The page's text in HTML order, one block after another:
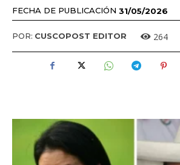
FECHA DE PUBLICACIÓN 31/05/2026
POR: CUSCOPOST EDITOR 264